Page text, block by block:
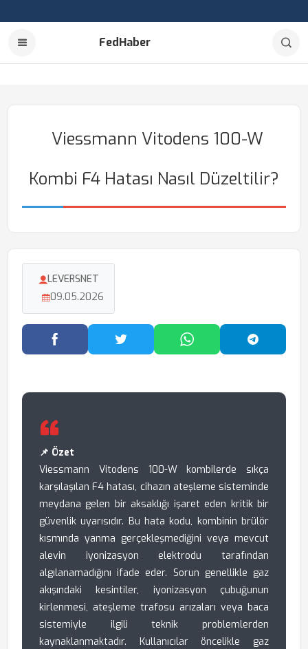
FedHaber
Viessmann Vitodens 100-W
Kombi F4 Hatası Nasıl Düzeltilir?
LEVERSNET
09.05.2026
Facebook'ta PaylaşTwitter'da PaylaşWhatsApp'ta Paylaş
📌 Özet
Viessmann Vitodens 100-W kombilerde sıkça
karşılaşılan F4 hatası, cihazın ateşleme sisteminde
meydana gelen bir aksaklığı işaret eden kritik bir
güvenlik uyarısıdır. Bu hata kodu, kombinin brülör
kısmında yanma gerçekleşmediğini veya mevcut
alevin iyonizasyon elektrodu tarafından
algılanamadığını ifade eder. Sorun genellikle gaz
akışındaki kesintiler, iyonizasyon çubuğunun
kirlenmesi, ateşleme trafosu arızaları veya baca
sistemiyle ilgili teknik problemlerden
kaynaklanmaktadır. Kullanıcılar öncelikle gaz